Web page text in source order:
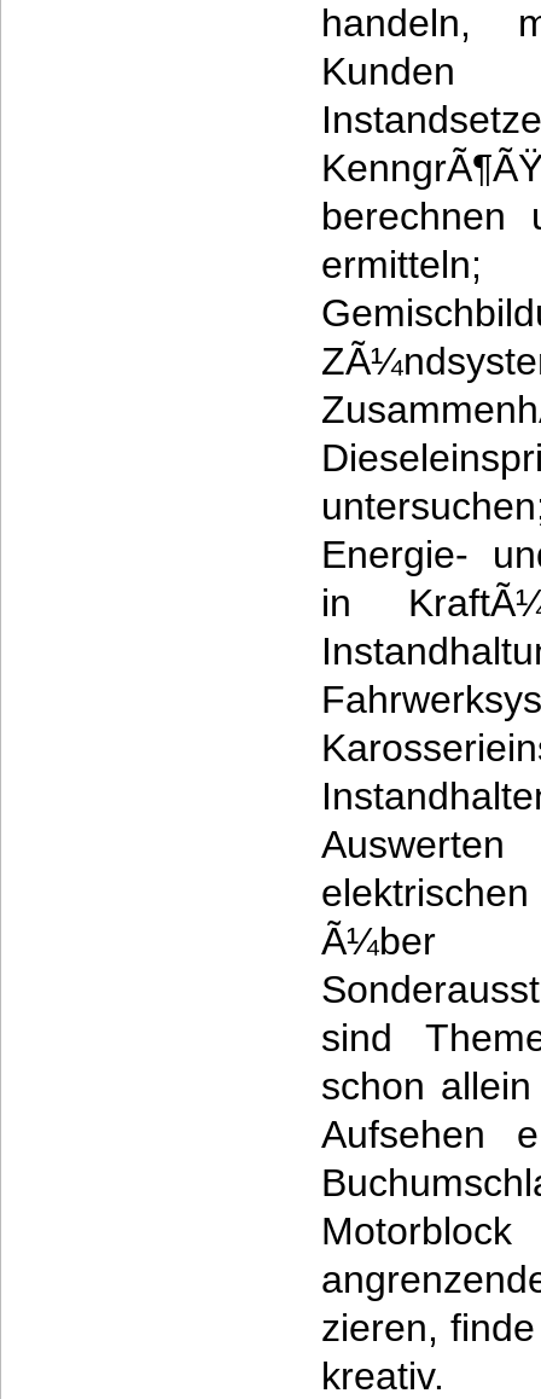
handeln,
Kunden
berechnen
Energie-
in
Ã¼ber
sind
schon
Aufsehen
zieren,
kreativ.